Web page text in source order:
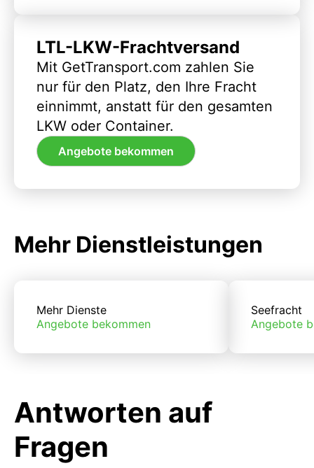
LTL-LKW-Frachtversand
Mit GetTransport.com zahlen Sie
nur für den Platz, den Ihre Fracht
einnimmt, anstatt für den gesamten
LKW oder Container.
Angebote bekommen
Mehr Dienstleistungen
Mehr Dienste
Angebote bekommen
Seefracht
Angebote
Antworten auf
Fragen